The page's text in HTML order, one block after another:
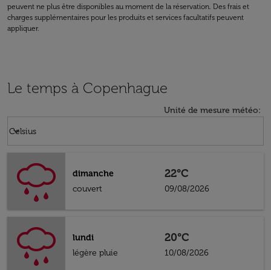
peuvent ne plus être disponibles au moment de la réservation. Des frais et
charges supplémentaires pour les produits et services facultatifs peuvent
appliquer.
Le temps à Copenhague
Unité de mesure météo:
Celsius
keyboard_arrow_down
dimanche
couvert
22°C
09/08/2026
lundi
légère pluie
20°C
10/08/2026